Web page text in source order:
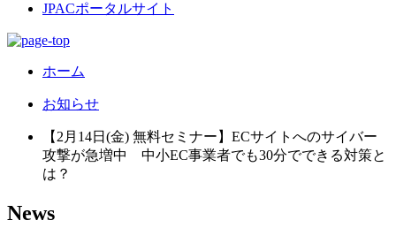
JPACポータルサイト
ホーム
お知らせ
【2月14日(金) 無料セミナー】ECサイトへのサイバー
攻撃が急増中 中小EC事業者でも30分でできる対策と
は？
News